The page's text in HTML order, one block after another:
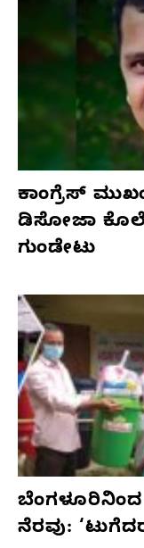
ಕಾಂಗ್ರೆಸ್‌
ಡಿಸೋಜಾ
ಗುಂಡೇಟು
ಬೆಂಗಳೂರಿನಿಂದ
ನೆರವು: